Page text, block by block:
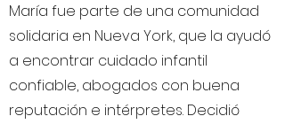
María fue parte de una comunidad
solidaria en Nueva York, que la ayudó
a encontrar cuidado infantil
confiable, abogados con buena
reputación e intérpretes. Decidió